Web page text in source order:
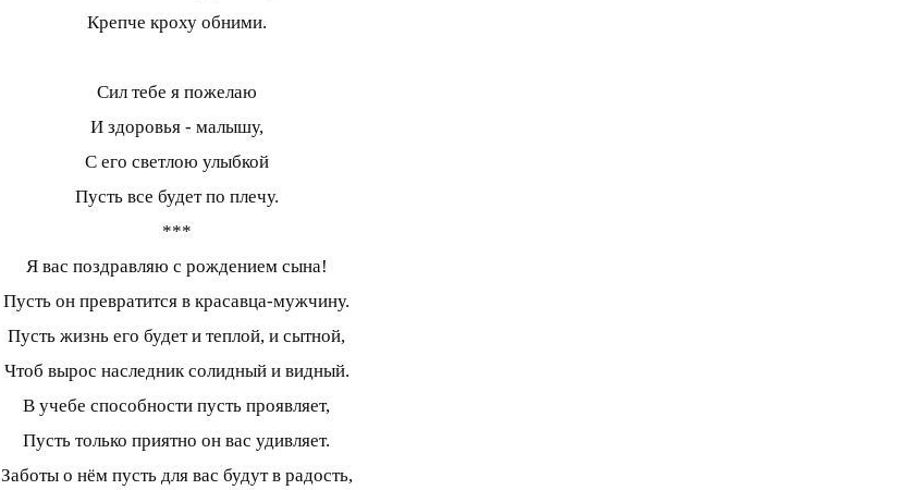
Крепче кроху обними.
Сил тебе я пожелаю
И здоровья - малышу,
С его светлою улыбкой
Пусть все будет по плечу.
***
Я вас поздравляю с рождением сына!
Пусть он превратится в красавца-мужчину.
Пусть жизнь его будет и теплой, и сытной,
Чтоб вырос наследник солидный и видный.
В учебе способности пусть проявляет,
Пусть только приятно он вас удивляет.
Заботы о нём пусть для вас будут в радость,